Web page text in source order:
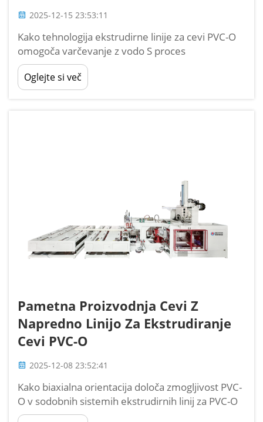
2025-12-15 23:53:11
Kako tehnologija ekstrudirne linije za cevi PVC-O
omogoča varčevanje z vodo S proces
dvosmernega orientacije: tanjše stene, višja
trdnost, manj materiala Cevi PVC-O, znane tudi
kot dvosmerno orientiran polivinilklorid, se
Oglejte si več
Pametna Proizvodnja Cevi Z
Napredno Linijo Za Ekstrudiranje
Cevi PVC-O
2025-12-08 23:52:41
Kako biaxialna orientacija določa zmogljivost PVC-
O v sodobnih sistemih ekstrudirnih linij za PVC-O
cevi Mehanične lastnosti poravnavanja molekul: